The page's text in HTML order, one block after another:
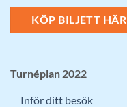
KÖP BILJETT HÄR
Turnéplan 2022
Inför ditt besök